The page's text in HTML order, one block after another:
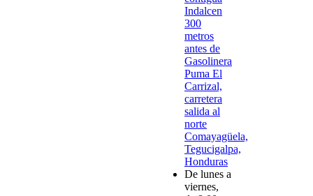
Indalcen
300
metros
antes de
Gasolinera
Puma El
Carrizal,
carretera
salida al
norte
Comayagüela,
Tegucigalpa,
Honduras
De lunes a
viernes,